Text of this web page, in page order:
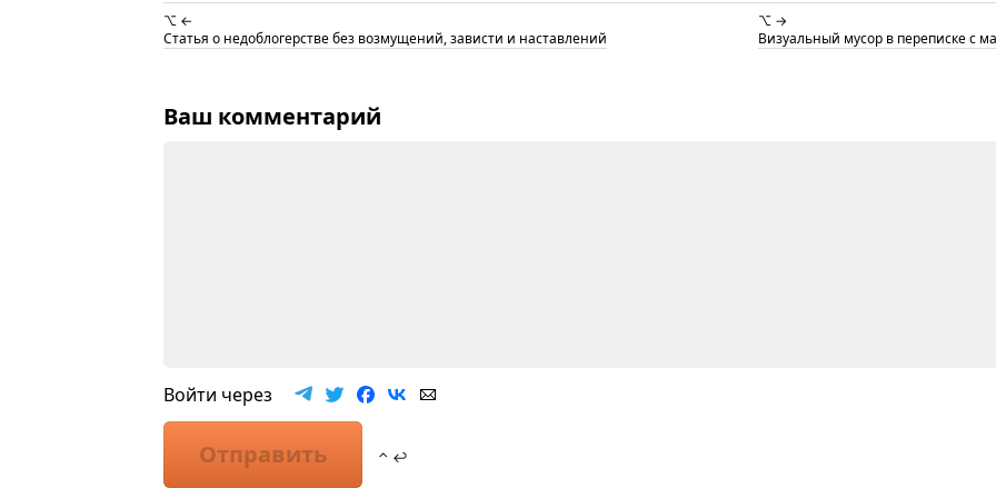
⌥ ←
Статья о недоблогерстве без возмущений, зависти и наставлений
⌥ →
Визуальный мусор в переписке с
Ваш комментарий
Войти через
Отправить ⌃ ↩